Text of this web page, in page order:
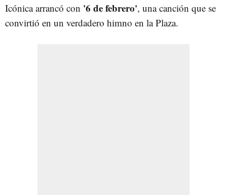
Icónica arrancó con '6 de febrero', una canción que se
convirtió en un verdadero himno en la Plaza.